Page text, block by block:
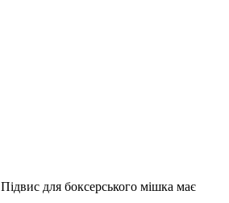
Підвис для боксерського мішка має